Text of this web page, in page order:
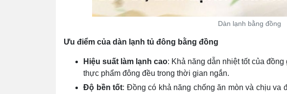
Dàn lạnh bằng đồng
Ưu điểm của dàn lạnh tủ đông bằng đồng
Hiệu suất làm lạnh cao: Khả năng dẫn nhiệt tốt của
thực phẩm đông đều trong thời gian ngắn.
Độ bền tốt: Đồng có khả năng chống ăn mòn và chịu va